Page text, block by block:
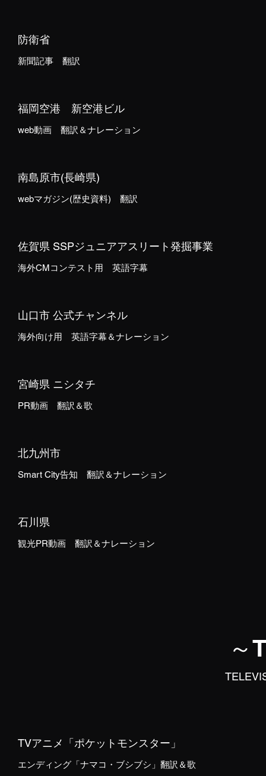
防衛省
新聞記事 翻訳
福岡空港 新空港ビル
web動画 翻訳＆ナレーション
南島原市(長崎県)
webマガジン(歴史資料) 翻訳
佐賀県 SSPジュニアアスリート発掘事業
海外CMコンテスト用 英語字幕
山口市 公式チャンネル
海外向け用 英語字幕＆ナレーション
宮崎県 ニシタチ
PR動画 翻訳＆歌
北九州市
Smart City告知 翻訳＆ナレーション
石川県
観光PR動画 翻訳＆ナレーション
～
TVアニメ「ポケットモンスター」
エンディング「ナマコ・ブシブシ」翻訳＆歌